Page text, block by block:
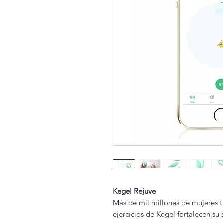
Kegel Rejuve
Más de mil millones de mujeres
ejercicios de Kegel fortalecen